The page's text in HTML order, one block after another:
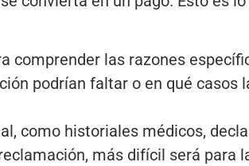
comprender las razones
podrían faltar o en qué
como historiales médicos,
más difícil será para